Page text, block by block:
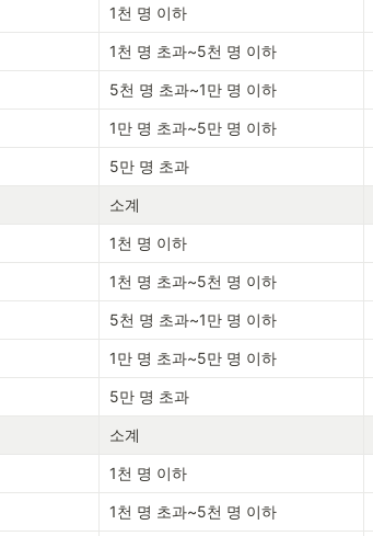
1천 명 이하
1천 명 초과~5천 명 이하
5천 명 초과~1만 명 이하
1만 명 초과~5만 명 이하
5만 명 초과
소계
1천 명 이하
1천 명 초과~5천 명 이하
5천 명 초과~1만 명 이하
1만 명 초과~5만 명 이하
5만 명 초과
소계
1천 명 이하
1천 명 초과~5천 명 이하